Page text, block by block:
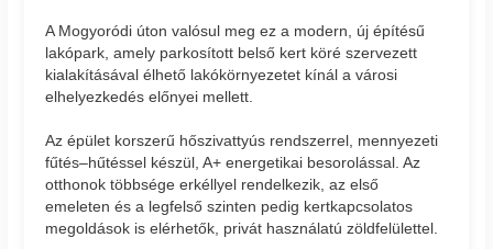
A Mogyoródi úton valósul meg ez a modern, új építésű
lakópark, amely parkosított belső kert köré szervezett
kialakításával élhető lakókörnyezetet kínál a városi
elhelyezkedés előnyei mellett.
Az épület korszerű hőszivattyús rendszerrel, mennyezeti
fűtés–hűtéssel készül, A+ energetikai besorolással. Az
otthonok többsége erkéllyel rendelkezik, az első
emeleten és a legfelső szinten pedig kertkapcsolatos
megoldások is elérhetők, privát használatú zöldfelülettel.